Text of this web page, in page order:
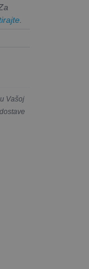
Vašoj